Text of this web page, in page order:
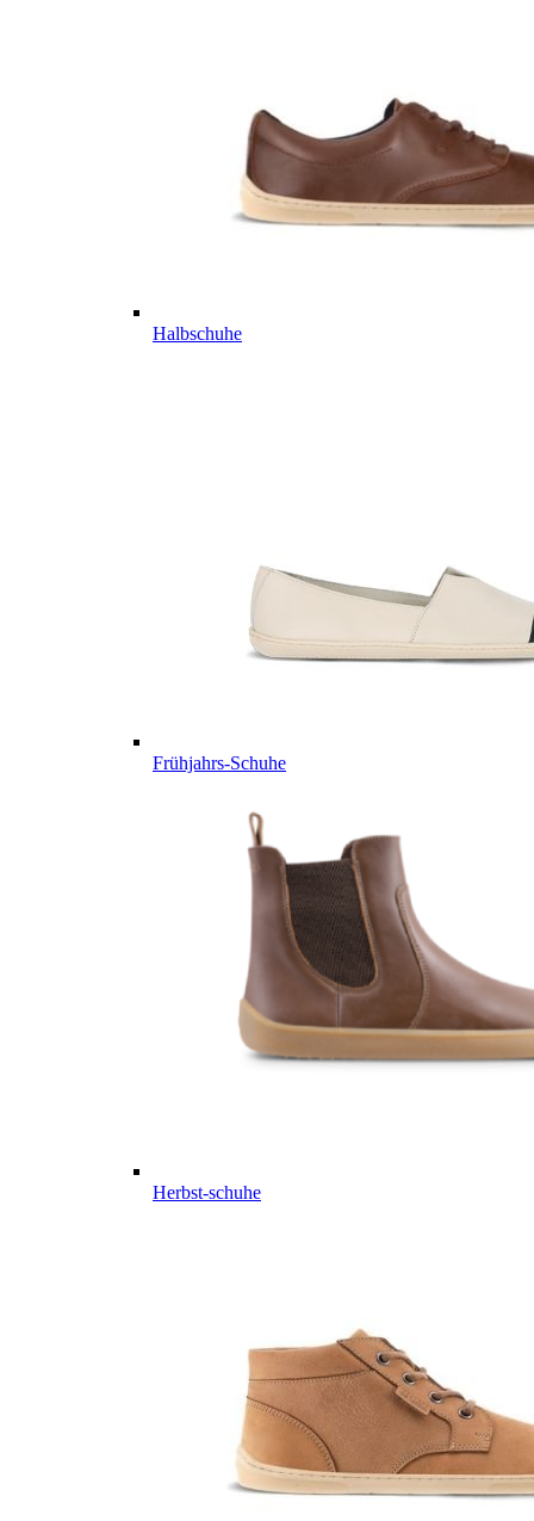
Halbschuhe
Frühjahrs-Schuhe
Herbst-schuhe